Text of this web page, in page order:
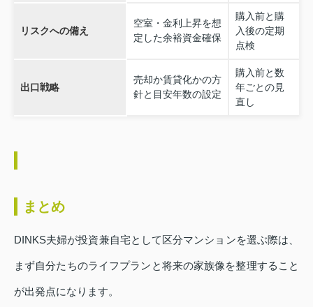
リスクへの備え
空室・金利上昇を想
定した余裕資金確保
購入前と購
入後の定期
点検
出口戦略
売却か賃貸化かの方
針と目安年数の設定
購入前と数
年ごとの見
直し
まとめ
DINKS夫婦が投資兼自宅として区分マンションを選ぶ際は、
まず自分たちのライフプランと将来の家族像を整理すること
が出発点になります。